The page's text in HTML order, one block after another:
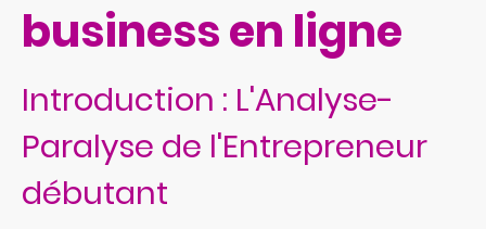
business en ligne
Introduction : L'Analyse-
Paralyse de l'Entrepreneur
débutant